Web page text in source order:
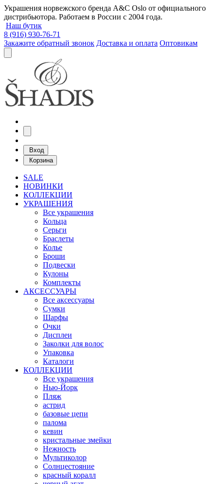
Украшения норвежского бренда A&C Oslo от официального
дистрибьютора. Работаем в России с 2004 года.
Наш бутик
8 (916) 930-76-71
Закажите обратный звонок Доставка и оплата Оптовикам
Вход
Корзина
SALE
НОВИНКИ
КОЛЛЕКЦИИ
УКРАШЕНИЯ
Все украшения
Кольца
Серьги
Браслеты
Колье
Броши
Подвески
Кулоны
Комплекты
АКСЕССУАРЫ
Все аксессуары
Сумки
Шарфы
Очки
Дисплеи
Заколки для волос
Упаковка
Каталоги
КОЛЛЕКЦИИ
Все украшения
Нью-Йорк
Пляж
астрид
базовые цепи
палома
кевин
кристальные змейки
Нежность
Мультиколор
Солнцестояние
красный коралл